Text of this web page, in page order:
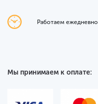
Работаем ежедневно
Мы принимаем к оплате: